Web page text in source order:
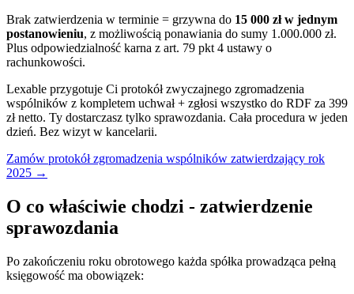
Brak zatwierdzenia w terminie = grzywna do 15 000 zł w jednym
postanowieniu, z możliwością ponawiania do sumy 1.000.000 zł.
Plus odpowiedzialność karna z art. 79 pkt 4 ustawy o
rachunkowości.
Lexable przygotuje Ci protokół zwyczajnego zgromadzenia
wspólników z kompletem uchwał + zgłosi wszystko do RDF za 399
zł netto. Ty dostarczasz tylko sprawozdania. Cała procedura w jeden
dzień. Bez wizyt w kancelarii.
Zamów protokół zgromadzenia wspólników zatwierdzający rok
2025 →
O co właściwie chodzi - zatwierdzenie
sprawozdania
Po zakończeniu roku obrotowego każda spółka prowadząca pełną
księgowość ma obowiązek: